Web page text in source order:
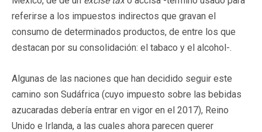
referirse a los impuestos indirectos que gravan el
consumo de determinados productos, de entre los que
destacan por su consolidación: el tabaco y el alcohol-.
Algunas de las naciones que han decidido seguir este
camino son Sudáfrica (cuyo impuesto sobre las bebidas
azucaradas debería entrar en vigor en el 2017), Reino
Unido e Irlanda, a las cuales ahora parecen querer